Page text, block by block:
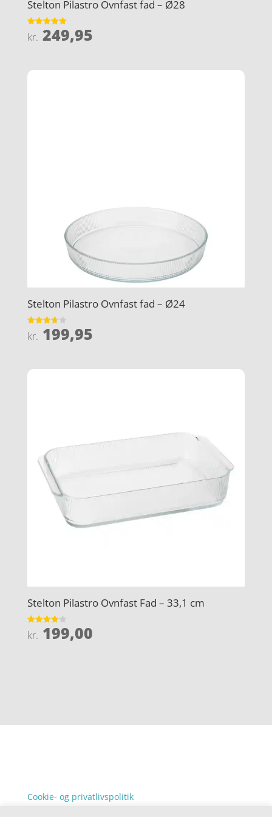
Stelton Pilastro Ovnfast fad – Ø28
Vurderet
5
kr. 249,95
Stelton Pilastro Ovnfast fad – Ø24
Vurderet
3.7
kr. 199,95
Stelton Pilastro Ovnfast Fad – 33,1 cm
Vurderet
4.1
kr. 199,00
Cookie- og privatlivspolitik